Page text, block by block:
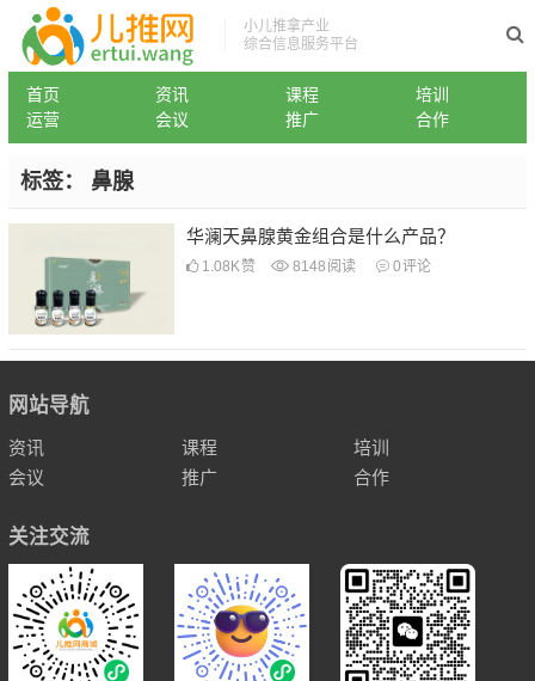
小儿推拿产业
综合信息服务平台
首页 资讯 课程
培训
运营
会议 推广 合作
标签： 鼻腺
华澜天鼻腺黄金组合是什么产品？
1.08K赞 8148 阅读 0评论
网站导航
资讯 课程
培训
会议
推广 合作
关注交流